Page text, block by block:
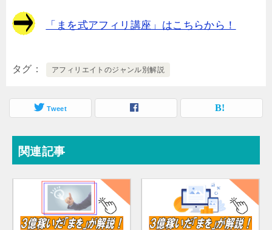
「まを式アフィリ講座」はこちらから！
タグ アフィリエイトのジャンル別解説
Tweet
関連記事